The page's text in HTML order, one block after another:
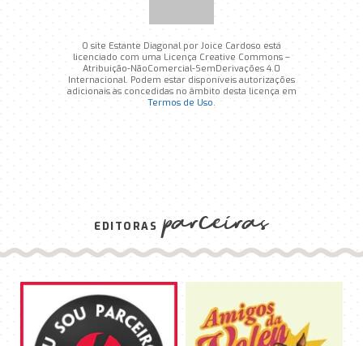
O site Estante Diagonal por Joice Cardoso está
licenciado com uma Licença Creative Commons –
Atribuição-NãoComercial-SemDerivações 4.0
Internacional. Podem estar disponíveis autorizações
adicionais às concedidas no âmbito desta licença em
Termos de Uso.
EDITORAS parceiras